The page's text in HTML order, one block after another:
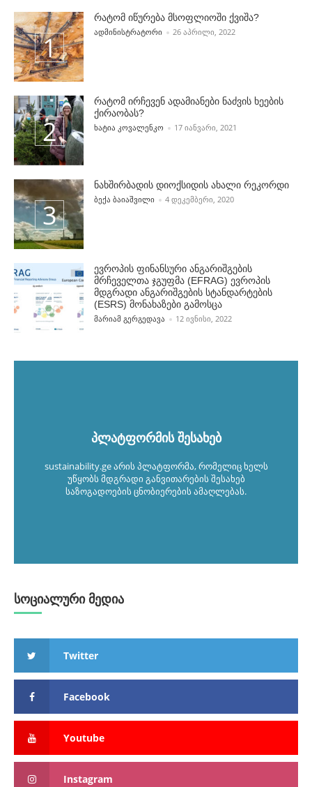
რატომ იწურება მსოფლიოში ქვიშა?
POSTED BY
ᲐᲓᲛᲘᲜᲘᲡᲢᲠᲐᲢᲝᲠᲘ 26 ᲐᲞᲠᲘᲚᲘ, 2022
რატომ ირჩევენ ადამიანები ნაძვის ხეების
ქირაობას?
POSTED BY
ᲮᲐᲢᲘᲐ ᲙᲝᲕᲐᲚᲔᲜᲙᲝ 17 ᲘᲐᲜᲕᲐᲠᲘ, 2021
ნახშირბადის დიოქსიდის ახალი რეკორდი
POSTED BY
ᲑᲔᲥᲐ ᲑᲐᲘᲐᲨᲕᲘᲚᲘ 4 ᲓᲔᲙᲔᲛᲑᲔᲠᲘ, 2020
ევროპის ფინანსური ანგარიშგების
მრჩეველთა ჯგუფმა (EFRAG) ევროპის
მდგრადი ანგარიშგების სტანდარტების
(ESRS) მონახაზები გამოსცა
POSTED BY
ᲛᲐᲠᲘᲐᲛ ᲒᲔᲠᲒᲔᲓᲐᲕᲐ 12 ᲘᲕᲜᲘᲡᲘ, 2022
პლატფორმის შესახებ
sustainability.ge არის პლატფორმა, რომელიც ხელს
უწყობს მდგრადი განვითარების შესახებ
საზოგადოების ცნობიერების ამაღლებას.
სოციალური მედია
Twitter
Facebook
Youtube
Instagram